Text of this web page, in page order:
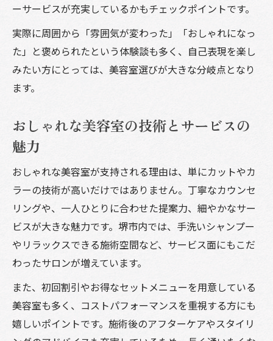
ーサービスが充実しているかもチェックポイントです。
実際に周囲から「雰囲気が変わった」「おしゃれになっ
た」と褒められたという体験談も多く、自己表現を楽し
みたい方にとっては、美容室選びが大きな分岐点となり
ます。
おしゃれな美容室の技術とサービスの
魅力
おしゃれな美容室が支持される理由は、単にカットやカ
ラーの技術が高いだけではありません。丁寧なカウンセ
リングや、一人ひとりに合わせた提案力、細やかなサー
ビスが大きな魅力です。堺市内では、手洗いシャンプー
やリラックスできる施術空間など、サービス面にもこだ
わったサロンが増えています。
また、初回割引やお得なセットメニューを用意している
美容室も多く、コストパフォーマンスを重視する方にも
嬉しいポイントです。施術後のアフターケアやスタイリ